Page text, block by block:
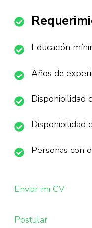
Educación
Años de
Disponibilidad
Disponibilidad
Personas con
Enviar mi CV
Postular